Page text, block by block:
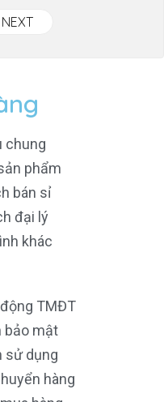
NEXT
chung
phẩm
bán sỉ
đại lý
khác
TMĐT
bảo mật
sử dụng
hàng